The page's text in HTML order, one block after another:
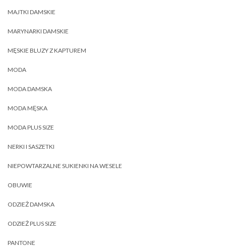
MAJTKI DAMSKIE
MARYNARKI DAMSKIE
MĘSKIE BLUZY Z KAPTUREM
MODA
MODA DAMSKA
MODA MĘSKA
MODA PLUS SIZE
NERKI I SASZETKI
NIEPOWTARZALNE SUKIENKI NA WESELE
OBUWIE
ODZIEŻ DAMSKA
ODZIEŻ PLUS SIZE
PANTONE